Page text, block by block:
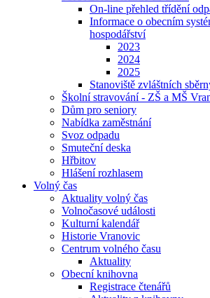
On-line přehled třídění
Informace o obecním
hospodářství
2023
2024
2025
Stanoviště zvláštních
Školní stravování - ZŠ a MŠ
Dům pro seniory
Nabídka zaměstnání
Svoz odpadu
Smuteční deska
Hřbitov
Hlášení rozhlasem
Volný čas
Aktuality volný čas
Volnočasové události
Kulturní kalendář
Historie Vranovic
Centrum volného času
Aktuality
Obecní knihovna
Registrace čtenářů